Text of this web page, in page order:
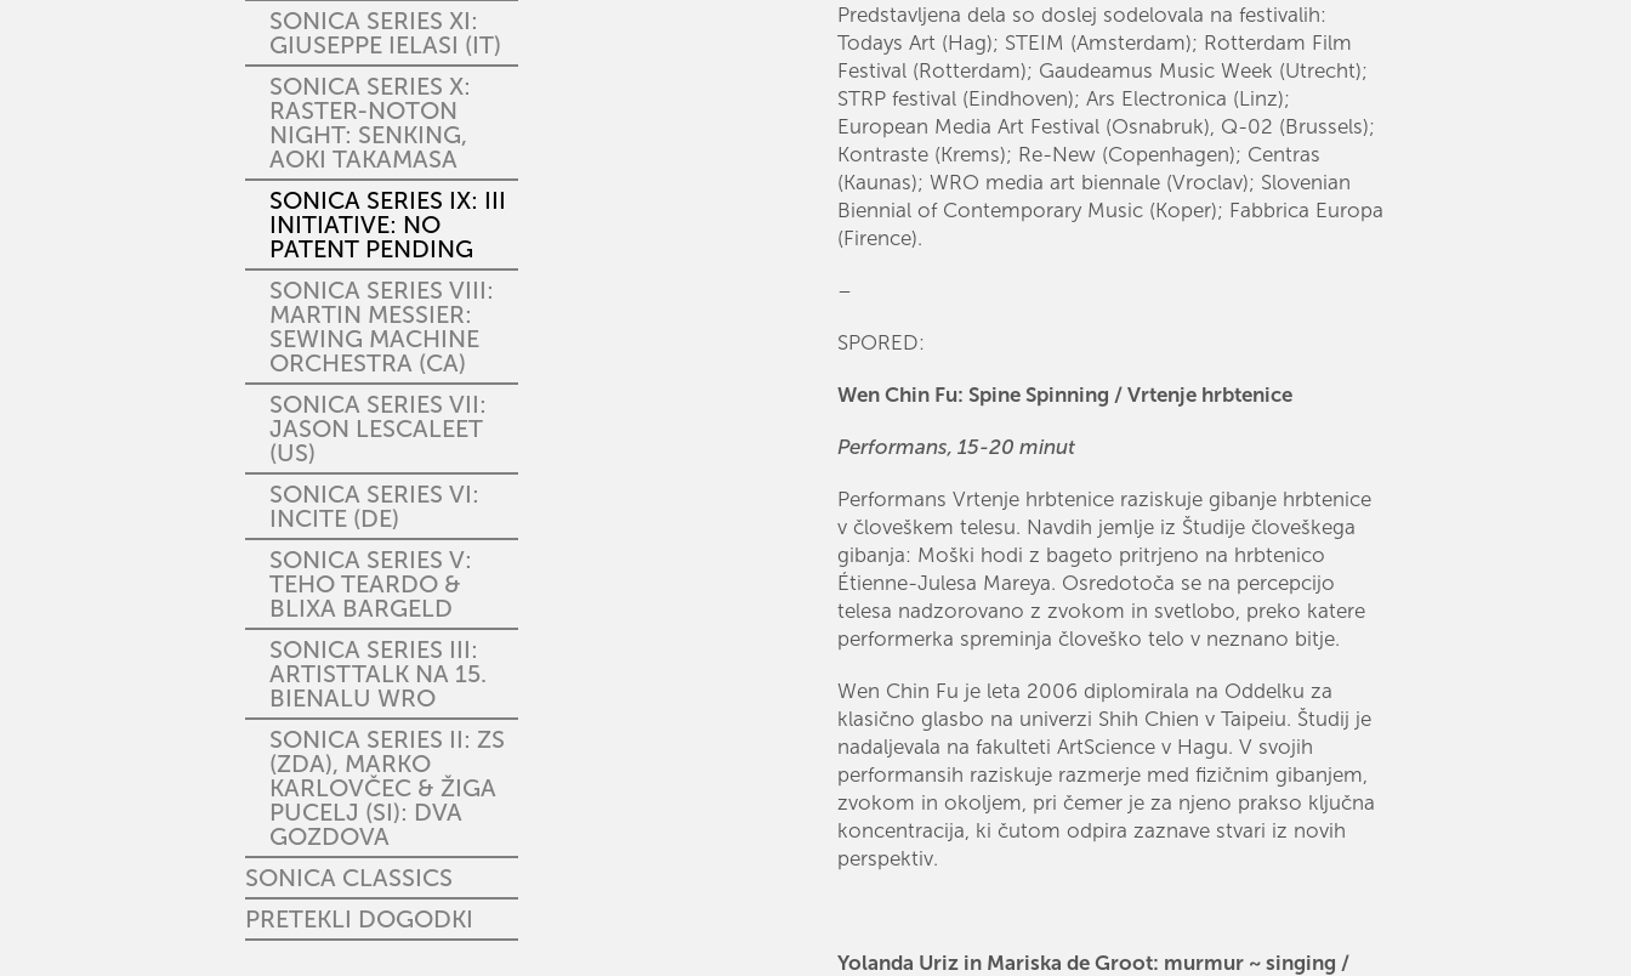
SONICA SERIES XI:
GIUSEPPE IELASI (IT)
SONICA SERIES X:
RASTER-NOTON
NIGHT: SENKING,
AOKI TAKAMASA
SONICA SERIES IX: III
INITIATIVE: NO
PATENT PENDING
SONICA SERIES VIII:
MARTIN MESSIER:
SEWING MACHINE
ORCHESTRA (CA)
SONICA SERIES VII:
JASON LESCALEET
(US)
SONICA SERIES VI:
INCITE (DE)
SONICA SERIES V:
TEHO TEARDO &
BLIXA BARGELD
SONICA SERIES III:
ARTISTTALK NA 15.
BIENALU WRO
SONICA SERIES II: ZS
(ZDA), MARKO
KARLOVČEC & ŽIGA
PUCELJ (SI): DVA
GOZDOVA
SONICA CLASSICS
PRETEKLI DOGODKI
Predstavljena dela so doslej sodelovala na festivalih:
Todays Art (Hag); STEIM (Amsterdam); Rotterdam Film
Festival (Rotterdam); Gaudeamus Music Week (Utrecht);
STRP festival (Eindhoven); Ars Electronica (Linz);
European Media Art Festival (Osnabruk), Q-02 (Brussels);
Kontraste (Krems); Re-New (Copenhagen); Centras
(Kaunas); WRO media art biennale (Vroclav); Slovenian
Biennial of Contemporary Music (Koper); Fabbrica Europa
(Firence).
–
SPORED:
Wen Chin Fu: Spine Spinning / Vrtenje hrbtenice
Performans, 15-20 minut
Performans Vrtenje hrbtenice raziskuje gibanje hrbtenice
v človeškem telesu. Navdih jemlje iz Študije človeškega
gibanja: Moški hodi z bageto pritrjeno na hrbtenico
Étienne-Julesa Mareya. Osredotoča se na percepcijo
telesa nadzorovano z zvokom in svetlobo, preko katere
performerka spreminja človeško telo v neznano bitje.
Wen Chin Fu je leta 2006 diplomirala na Oddelku za
klasično glasbo na univerzi Shih Chien v Taipeiu. Študij je
nadaljevala na fakulteti ArtScience v Hagu. V svojih
performansih raziskuje razmerje med fizičnim gibanjem,
zvokom in okoljem, pri čemer je za njeno prakso ključna
koncentracija, ki čutom odpira zaznave stvari iz novih
perspektiv.
Yolanda Uriz in Mariska de Groot: murmur ~ singing /